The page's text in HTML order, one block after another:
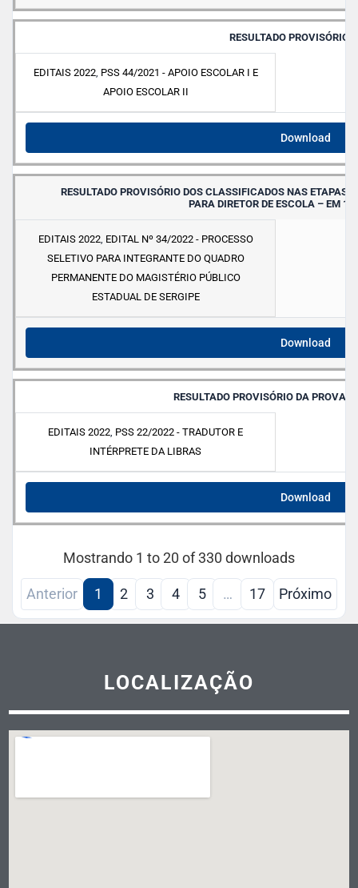
RESULTADO PROVISÓRIO
EDITAIS 2022, PSS 44/2021 - APOIO ESCOLAR I E
APOIO ESCOLAR II
Download
RESULTADO PROVISÓRIO DOS CLASSIFICADOS NAS ETAPAS
PARA DIRETOR DE ESCOLA – EM
EDITAIS 2022, EDITAL Nº 34/2022 - PROCESSO
SELETIVO PARA INTEGRANTE DO QUADRO
PERMANENTE DO MAGISTÉRIO PÚBLICO
ESTADUAL DE SERGIPE
Download
RESULTADO PROVISÓRIO DA PROVA
EDITAIS 2022, PSS 22/2022 - TRADUTOR E
INTÉRPRETE DA LIBRAS
Download
Mostrando 1 to 20 of 330 downloads
Anterior 1 2 3 4 5 … 17 Próximo
LOCALIZAÇÃO